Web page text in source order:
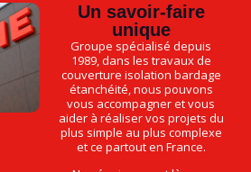
Un savoir-faire
unique
Groupe spécialisé depuis
1989, dans les travaux de
couverture isolation bardage
étanchéité, nous pouvons
vous accompagner et vous
aider à réaliser vos projets du
plus simple au plus complexe
et ce partout en France.